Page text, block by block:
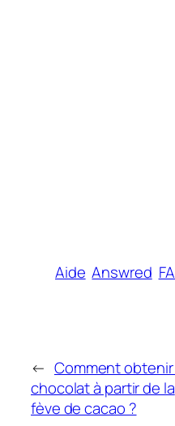
Aide Answred
← Comment
chocolat à partir de la
fève de cacao ?